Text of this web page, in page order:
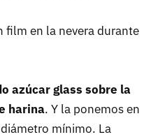
film en la nevera durante
azúcar glass sobre la
harina. Y la ponemos en
mínimo. La